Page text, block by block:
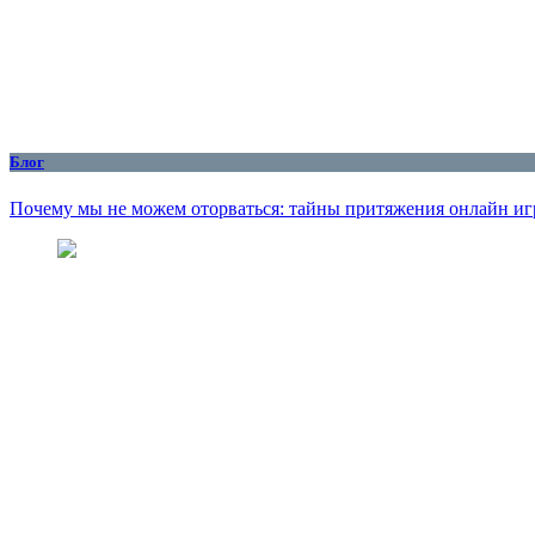
Блог
Почему мы не можем оторваться: тайны притяжения онлайн